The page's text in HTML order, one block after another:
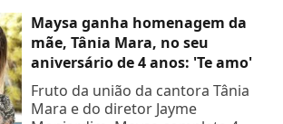
longe da filha e...
Maysa ganha homenagem da
mãe, Tânia Mara, no seu
aniversário de 4 anos: 'Te amo'
Fruto da união da cantora Tânia
Mara e do diretor Jayme